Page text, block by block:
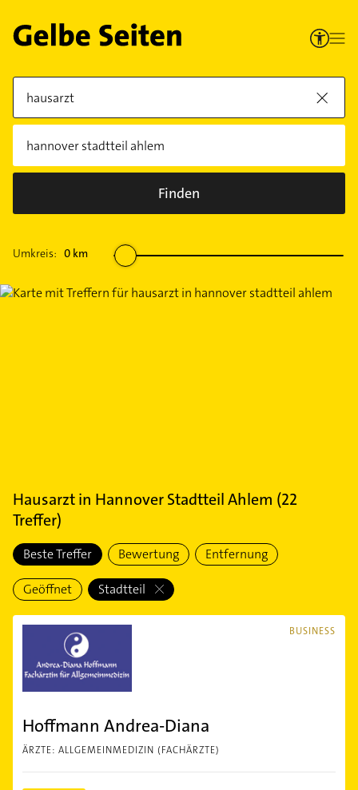
Finden
Umkreis: 0 km
Hausarztin Hannover Stadtteil Ahlem (22
Treffer)
Beste Treffer Bewertung Entfernung
Geöffnet Stadtteil
BUSINESS
Hoffmann Andrea-Diana
ÄRZTE: ALLGEMEINMEDIZIN (FACHÄRZTE)